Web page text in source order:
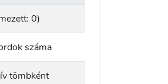
0)
száma
tömbként